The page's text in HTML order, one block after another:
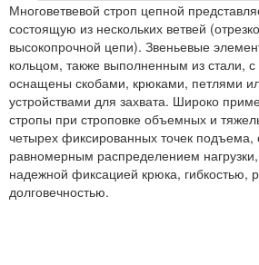
Многоветвевой строп цепной
состоящую из нескольких ветвей
высокопрочной цепи). Звеньевые
кольцом, также выполненным из стали,
оснащены скобами, крюками, петлями
устройствами для захвата. Широко
стропы при строповке объемных и
четырех фиксированных точек подъема,
равномерным распределением нагрузки,
надежной фиксацией крюка, гибкостью,
долговечностью.